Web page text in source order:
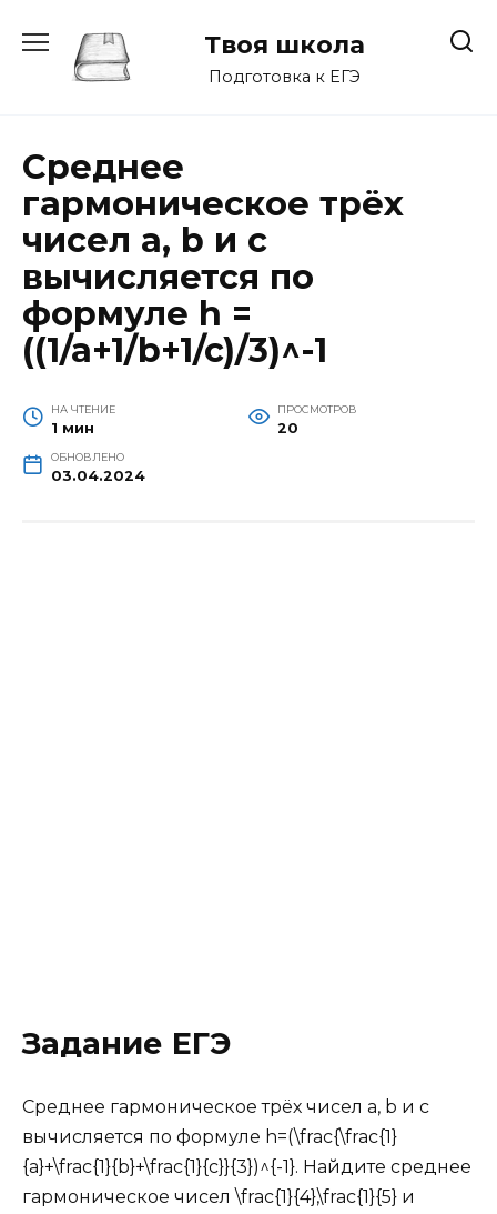
содержанию
Твоя школа
Подготовка к ЕГЭ
Среднее
гармоническое трёх
чисел a, b и c
вычисляется по
формуле h =
((1/a+1/b+1/c)/3)^-1
НА ЧТЕНИЕ
1 мин
ПРОСМОТРОВ
20
ОБНОВЛЕНО
03.04.2024
Задание ЕГЭ
Среднее гармоническое трёх чисел a, b и c
вычисляется по формуле h=(\frac{\frac{1}
{a}+\frac{1}{b}+\frac{1}{c}}{3})^{-1}. Найдите среднее
гармоническое чисел \frac{1}{4},\frac{1}{5} и